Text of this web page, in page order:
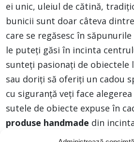
ei unic, uleiul de cătină,
bunicii sunt doar câteva
care se regăsesc în
le puteți găsi în incinta
sunteţi pasionaţi de obiectele
sau doriţi să oferiţi un cadou
cu siguranţă veţi face
sutele de obiecte expuse în
produse handmade din
Calendar: 11 – 13